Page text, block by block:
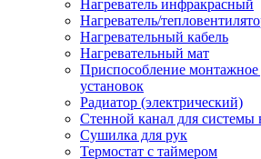
Нагреватель инфракрасный
Нагреватель/
Нагревательный кабель
Нагревательный мат
Приспособление
установок
Радиатор (электрический)
Стенной канал для системы
Сушилка для рук
Термостат с таймером